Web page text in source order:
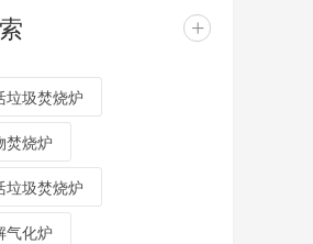
+
垃圾焚烧炉
焚烧炉
垃圾焚烧炉
气化炉